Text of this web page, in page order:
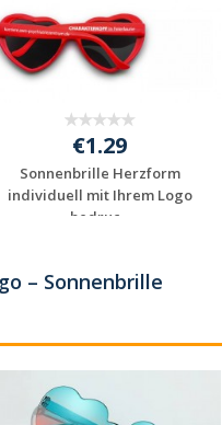
€1.29
Sonnenbrille Herzform
individuell mit Ihrem Logo
bedruc...
– Sonnenbrille